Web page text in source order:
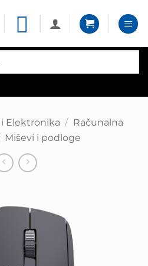
Elektronika / Računalna
Miševi i podloge